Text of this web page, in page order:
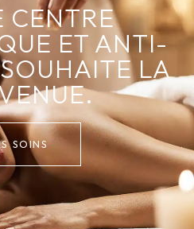
CENTRE
ET ANTI-
LA
SOINS